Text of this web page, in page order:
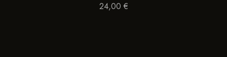
24,00 €